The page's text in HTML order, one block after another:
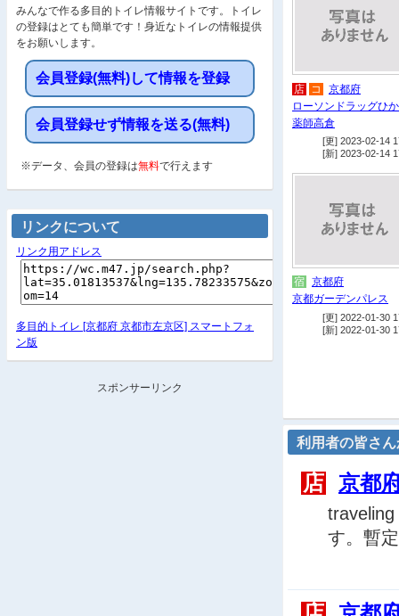
店 コ
京都府
ローソンドラッグひ
薬師高倉
[更] 2023-02-14
[新] 2023-02-14
宿 京都府
京都ガーデンパレス
[更] 2022-01-30
[新] 2022-01-30
利用者の皆さ
店 京都
す。暫
みんなで作る多目的トイレ情報サイトです。トイレ
の登録はとても簡単です！身近なトイレの情報提供
をお願いします。
会員登録(無料)して情報を登録
会員登録せず情報を送る(無料)
※データ、会員の登録は無料で行えます
リンクについて
リンク用アドレス
多目的トイレ [京都府 京都市左京区] スマートフォ
ン版
スポンサーリンク